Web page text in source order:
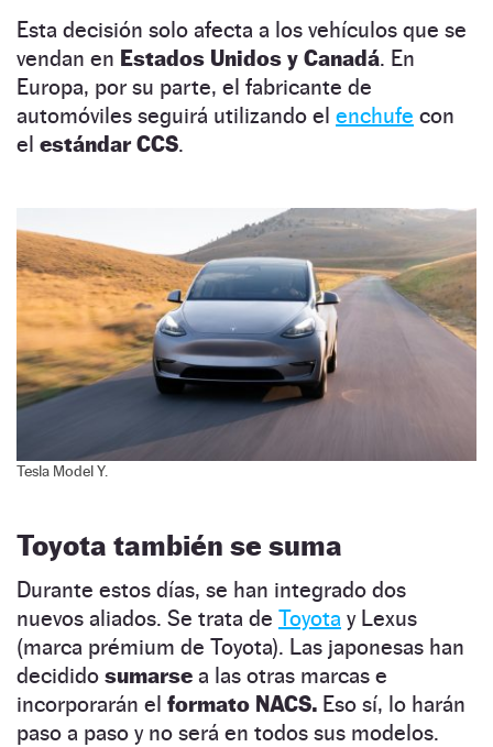
Esta decisión solo afecta a los vehículos que se
vendan en Estados Unidos y Canadá. En
Europa, por su parte, el fabricante de
automóviles seguirá utilizando el enchufe con
el estándar CCS.
Tesla Model Y.
Toyota también se suma
Durante estos días, se han integrado dos
nuevos aliados. Se trata de Toyota y Lexus
(marca prémium de Toyota). Las japonesas han
decidido sumarse a las otras marcas e
incorporarán el formato NACS. Eso sí, lo harán
paso a paso y no será en todos sus modelos.